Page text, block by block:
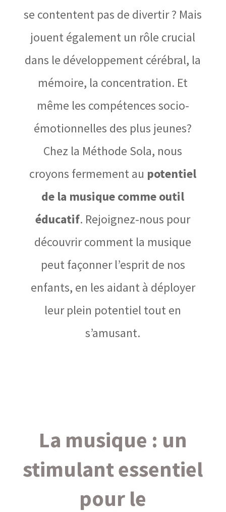
se contentent pas de divertir ? Mais
jouent également un rôle crucial
dans le développement cérébral, la
mémoire, la concentration. Et
même les compétences socio-
émotionnelles des plus jeunes?
Chez la Méthode Sola, nous
croyons fermement au potentiel
de la musique comme outil
éducatif. Rejoignez-nous pour
découvrir comment la musique
peut façonner l’esprit de nos
enfants, en les aidant à déployer
leur plein potentiel tout en
s’amusant.
La musique : un
stimulant essentiel
pour le